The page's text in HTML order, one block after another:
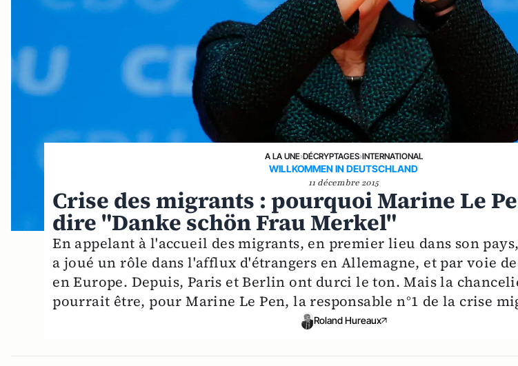
A LA UNE›DÉCRYPTAGES›INTERNATIONAL
WILLKOMMEN IN DEUTSCHLAND
11 décembre 2015
Crise des migrants : pourquoi Marine Le
dire "Danke schön Frau Merkel"
En appelant à l'accueil des migrants, en premier lieu dans son
a joué un rôle dans l'afflux d'étrangers en Allemagne, et par voie
en Europe. Depuis, Paris et Berlin ont durci le ton. Mais la
pourrait être, pour Marine Le Pen, la responsable n°1 de la crise
Roland Hureaux